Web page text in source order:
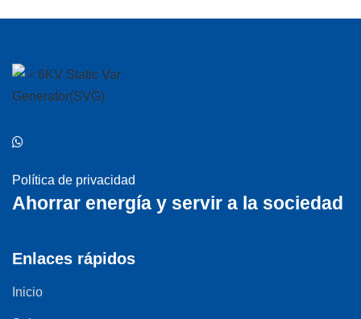
Política de privacidad
Ahorrar energía y servir a la sociedad
Enlaces rápidos
Inicio